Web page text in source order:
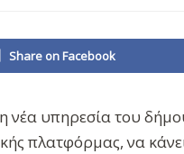
Share on Facebook
νέα υπηρεσία του
πλατφόρμας, να